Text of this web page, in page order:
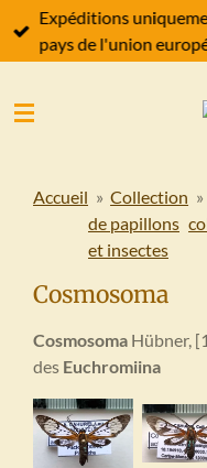
Passer
principal
Expéditions
pays de l'union
Accueil » Collection
de papillons
et insectes
»
Cosmosoma
Cosmosoma Hübner,
des Euchromiina